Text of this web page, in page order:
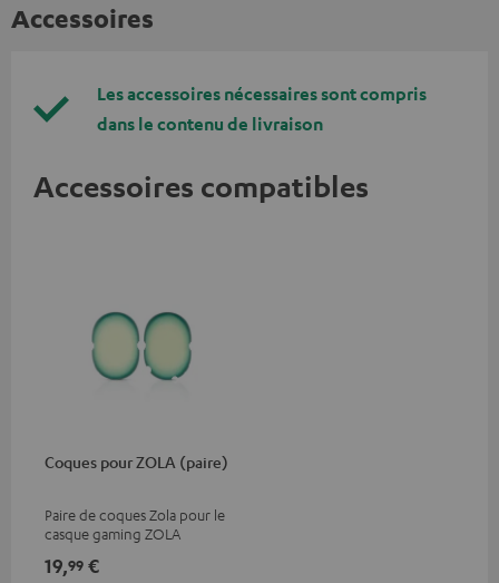
Accessoires
Les accessoires nécessaires sont compris
dans le contenu de livraison
Accessoires compatibles
Coques pour ZOLA (paire)
Paire de coques Zola pour le
casque gaming ZOLA
19,99 €